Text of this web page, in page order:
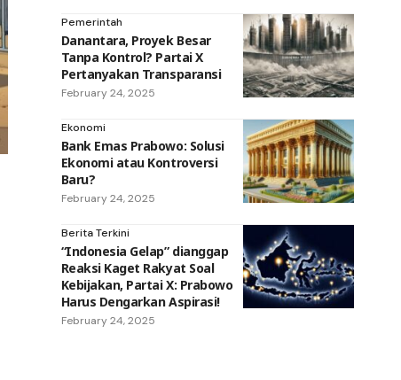
Pemerintah
Danantara, Proyek Besar
Tanpa Kontrol? Partai X
Pertanyakan Transparansi
February 24, 2025
Ekonomi
Bank Emas Prabowo: Solusi
Ekonomi atau Kontroversi
Baru?
February 24, 2025
Berita Terkini
“Indonesia Gelap” dianggap
Reaksi Kaget Rakyat Soal
Kebijakan, Partai X: Prabowo
Harus Dengarkan Aspirasi!
February 24, 2025